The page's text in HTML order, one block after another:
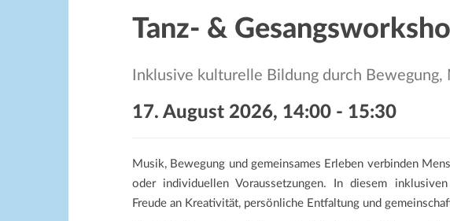
Tanz- &
Inklusive kulturelle Bildung durch Bewegung,
17. August 2026, 14:00 - 15:30
Musik, Bewegung und gemeinsames Erleben verbinden
oder individuellen Voraussetzungen. In diesem
Freude an Kreativität, persönliche Entfaltung und